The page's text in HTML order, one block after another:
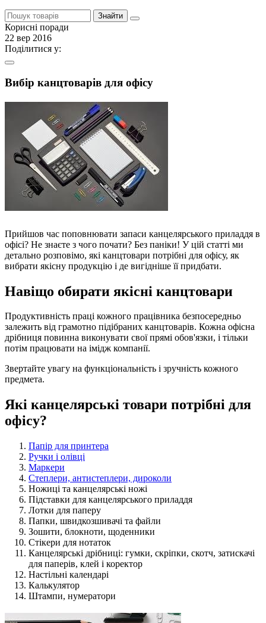
Знайти
Корисні поради
22 вер 2016
Поділитися у:
Вибір канцтоварів для офісу
Прийшов час поповнювати запаси канцелярського приладдя в
офісі? Не знаєте з чого почати? Без паніки! У цій статті ми
детально розповімо, які канцтовари потрібні для офісу, як
вибрати якісну продукцію і де вигідніше її придбати.
Навіщо обирати якісні канцтовари
Продуктивність праці кожного працівника безпосередньо
залежить від грамотно підібраних канцтоварів. Кожна офісна
дрібниця повинна виконувати свої прямі обов'язки, і тільки
потім працювати на імідж компанії.
Звертайте увагу на функціональність і зручність кожного
предмета.
Які канцелярські товари потрібні для
офісу?
Папір для принтера
Ручки і олівці
Маркери
Степлери, антистеплери, дироколи
Ножиці та канцелярські ножі
Підставки для канцелярського приладдя
Лотки для паперу
Папки, швидкозшивачі та файли
Зошити, блокноти, щоденники
Стікери для нотаток
Канцелярські дрібниці: гумки, скріпки, скотч, затискачі
для паперів, клей і коректор
Настільні календарі
Калькулятор
Штампи, нумератори